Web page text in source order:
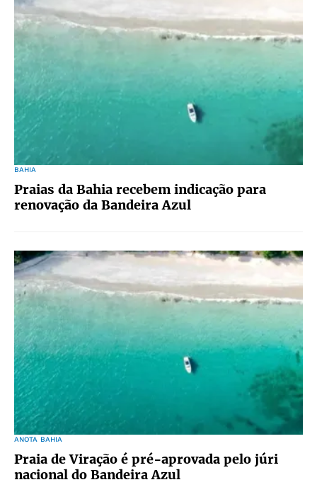
BAHIA
Praias da Bahia recebem indicação para
renovação da Bandeira Azul
ANOTA BAHIA
Praia de Viração é pré-aprovada pelo júri
nacional do Bandeira Azul